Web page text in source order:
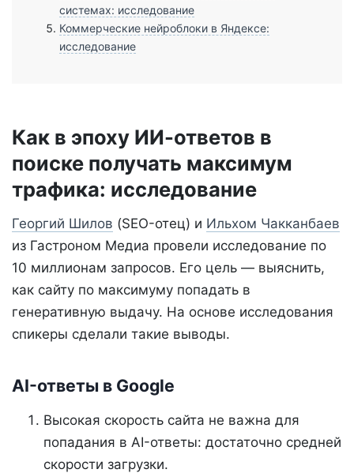
системах: исследование
Коммерческие нейроблоки в Яндексе:
исследование
Как в эпоху ИИ-ответов в
поиске получать максимум
трафика: исследование
Георгий Шилов (SEO-отец) и Ильхом Чакканбаев
из Гастроном Медиа провели исследование по
10 миллионам запросов. Его цель — выяснить,
как сайту по максимуму попадать в
генеративную выдачу. На основе исследования
спикеры сделали такие выводы.
AI-ответы в Google
Высокая скорость сайта не важна для
попадания в AI-ответы: достаточно средней
скорости загрузки.